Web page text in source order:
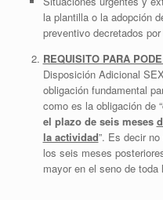
la plantilla o la adopción
preventivo decretados
REQUISITO PARA
Disposición Adicional
obligación fundamental
como es la obligación de “
el plazo de seis meses
la actividad”. Es decir
los seis meses
mayor en el seno de toda